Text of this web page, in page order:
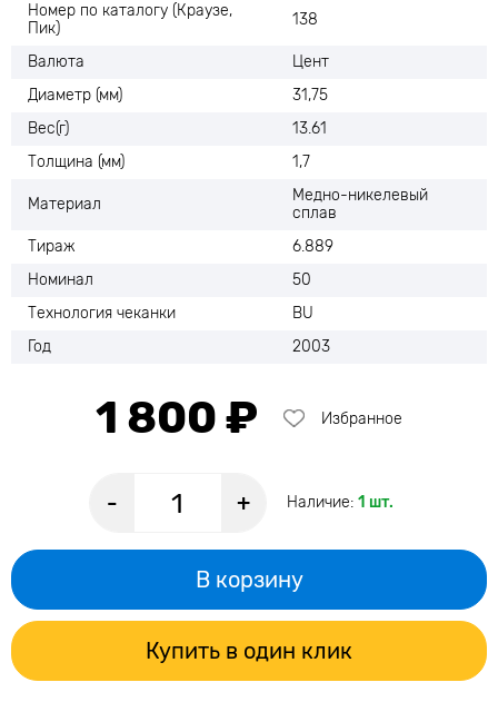
Номер по каталогу (Краузе,
Пик)
138
Валюта
Цент
Диаметр (мм)
31,75
Вес(г)
13.61
Толщина (мм)
1,7
Материал
Медно-никелевый
сплав
Тираж
6.889
Номинал
50
Технология чеканки
BU
Год
2003
1 800 ₽ Избранное
- + Наличие: 1 шт.
В корзину
Купить в один клик